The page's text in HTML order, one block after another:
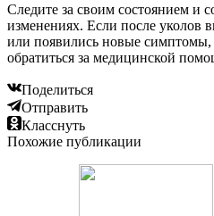
Следите за своим состоянием и
изменениях. Если после уколов
или появились новые
обратиться за медицинской
Поделиться
Отправить
Класснуть
Похожие публикации